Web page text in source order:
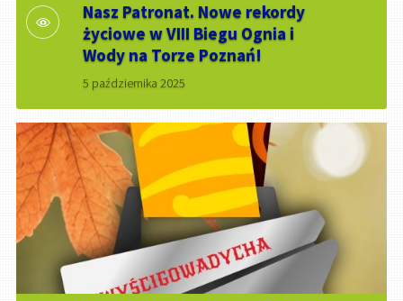
Nasz Patronat. Nowe rekordy
życiowe w VIII Biegu Ognia i
Wody na Torze Poznań!
5 października 2025